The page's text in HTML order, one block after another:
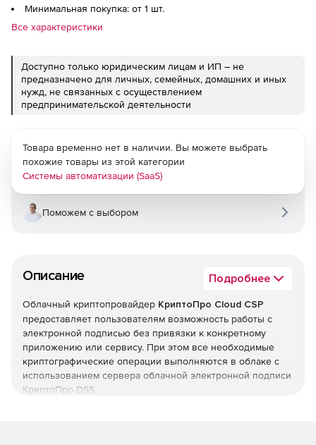
Минимальная покупка: от 1 шт.
Все характеристики
Доступно только юридическим лицам и ИП – не
предназначено для личных, семейных, домашних и иных
нужд, не связанных с осуществлением
предпринимательской деятельности
Описание Подробнее
Облачный криптопровайдер КриптоПро Cloud CSP
предоставляет пользователям возможность работы с
электронной подписью без привязки к конкретному
приложению или сервису. При этом все необходимые
криптографические операции выполняются в облаке с
использованием сервера облачной электронной подписи
КриптоПро DSS.
Товара временно нет в наличии. Вы можете выбрать
похожие товары из этой категории
Системы автоматизации (SaaS)
Поможем с выбором